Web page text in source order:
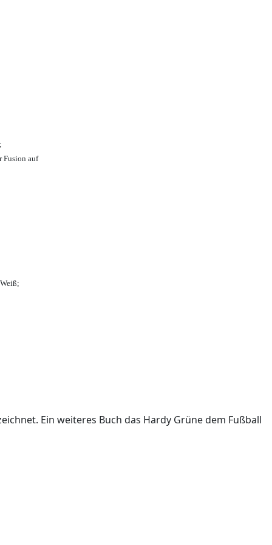
Fusion auf
Ein weiteres Buch das Hardy Grüne dem Fußball